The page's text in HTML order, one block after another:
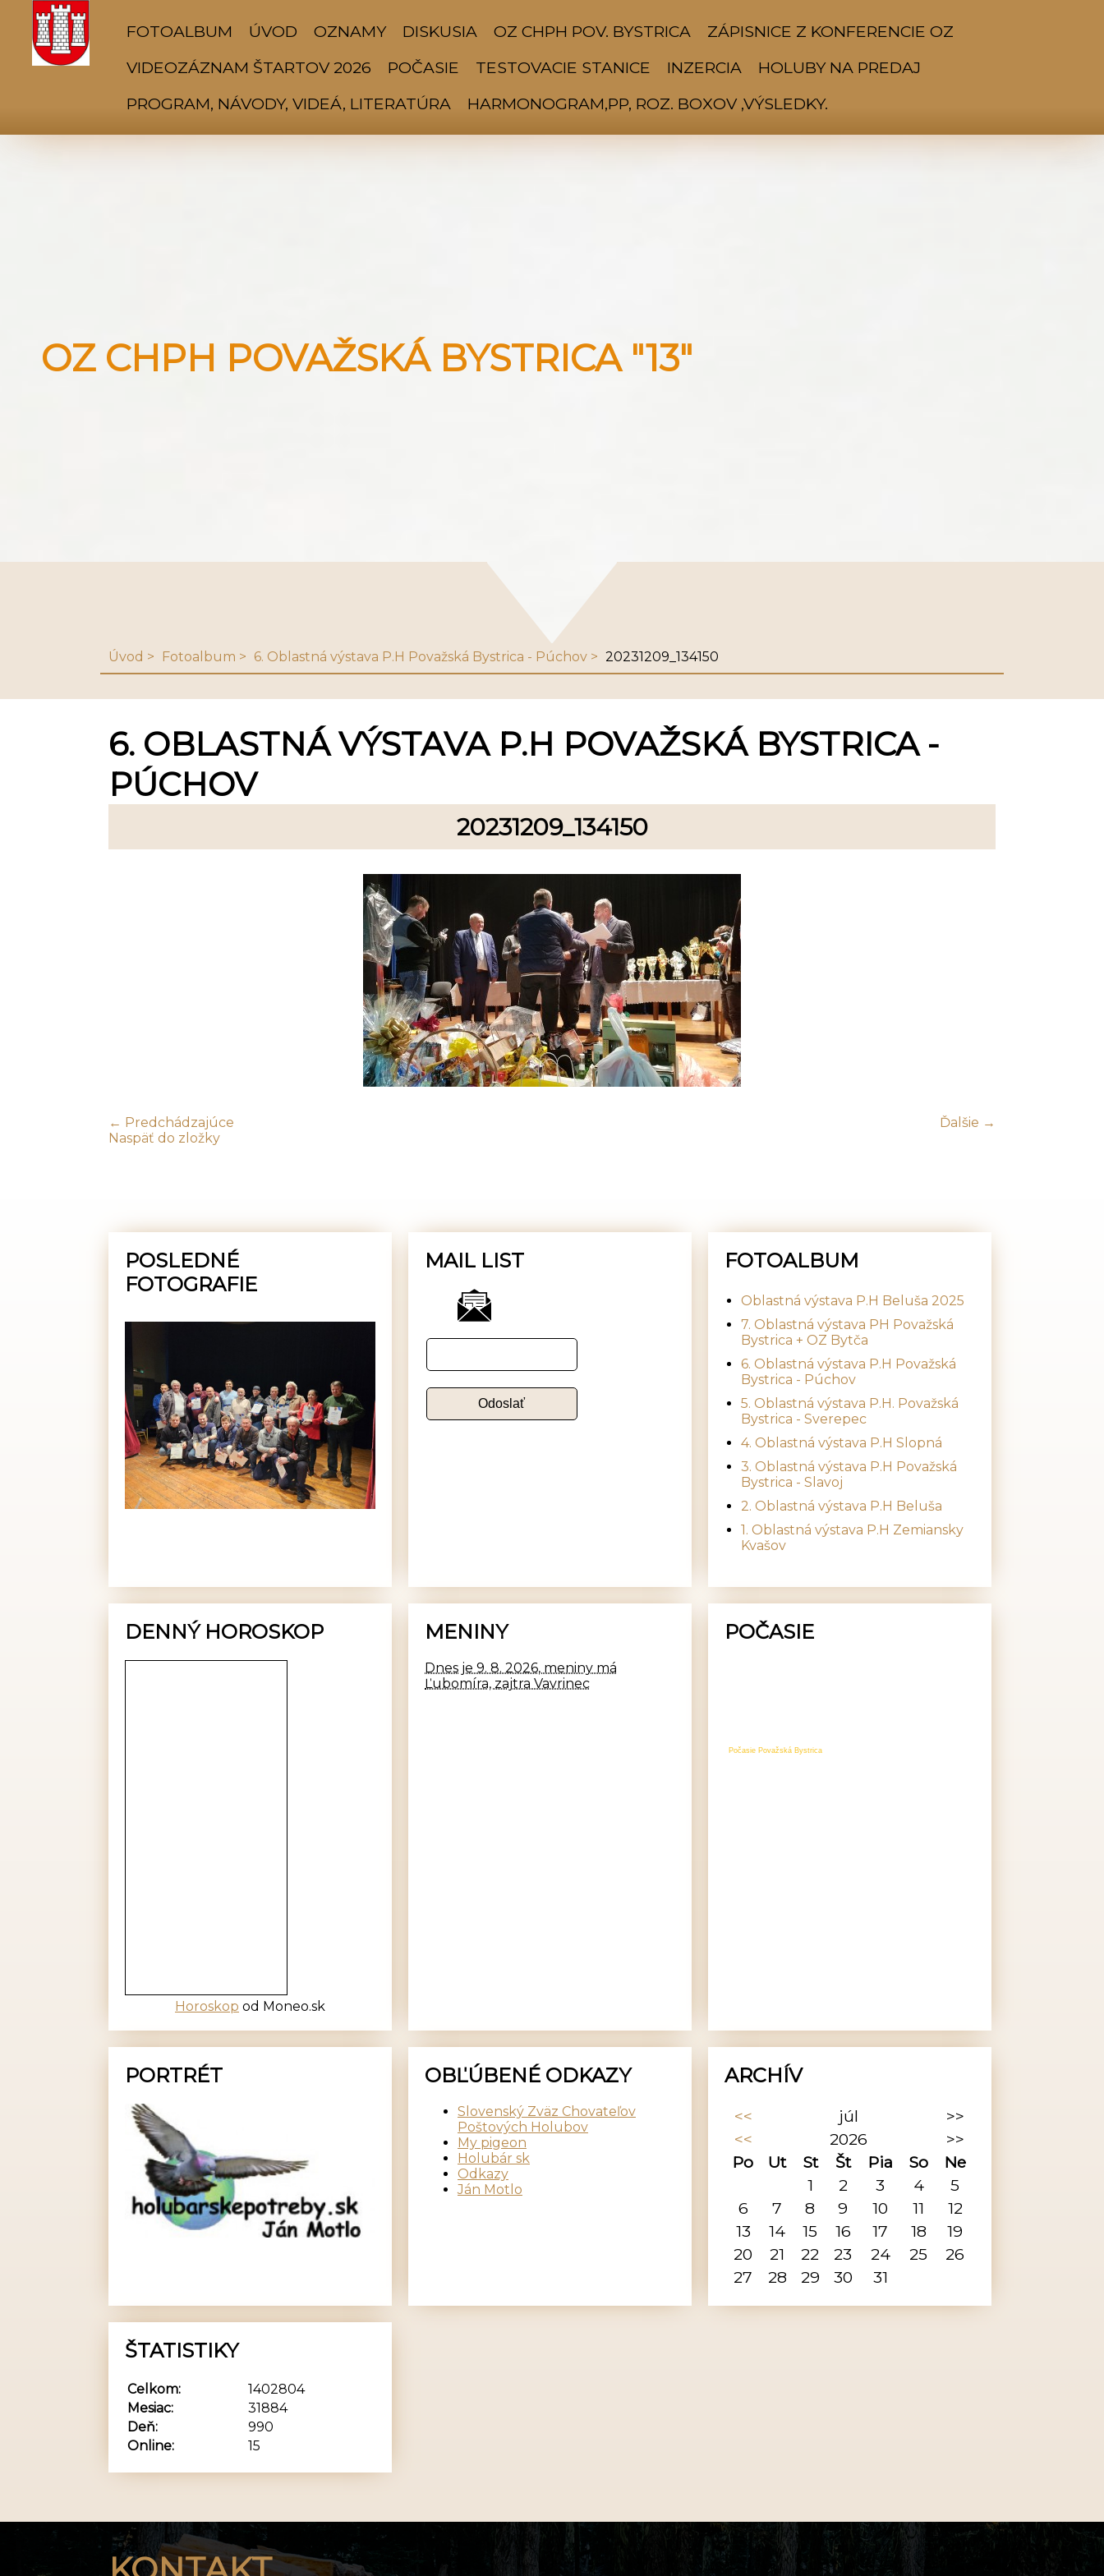
FOTOALBUM ÚVOD OZNAMY DISKUSIA OZ CHPH POV. BYSTRICA
ZÁPISNICE Z KONFERENCIE OZ
VIDEOZÁZNAM ŠTARTOV 2026
POČASIE TESTOVACIE STANICE INZERCIA
HOLUBY NA PREDAJ
PROGRAM, NÁVODY, VIDEÁ, LITERATÚRA
HARMONOGRAM,PP, ROZ. BOXOV ,VÝSLEDKY.
OZ CHPH POVAŽSKÁ BYSTRICA "13"
Úvod Fotoalbum 6. Oblastná výstava P.H Považská Bystrica - Púchov 20231209_134150
6. OBLASTNÁ VÝSTAVA P.H POVAŽSKÁ BYSTRICA -
PÚCHOV
20231209_134150
← Predchádzajúce
Ďalšie →
Naspäť do zložky
POSLEDNÉ
FOTOGRAFIE
MAIL LIST FOTOALBUM
Oblastná výstava P.H Beluša 2025
7. Oblastná výstava PH Považská
Bystrica + OZ Bytča
6. Oblastná výstava P.H Považská
Bystrica - Púchov
5. Oblastná výstava P.H. Považská
Bystrica - Sverepec
4. Oblastná výstava P.H Slopná
3. Oblastná výstava P.H Považská
Bystrica - Slavoj
2. Oblastná výstava P.H Beluša
1. Oblastná výstava P.H Zemiansky
Kvašov
DENNÝ HOROSKOP
Horoskop od Moneo.sk
MENINY
Dnes je 9. 8. 2026, meniny má
Ľubomíra, zajtra Vavrinec
POČASIE
Počasie Považská Bystrica
PORTRÉT OBĽÚBENÉ ODKAZY
Slovenský Zväz Chovateľov
Poštových Holubov
My pigeon
Holubár sk
Odkazy
Ján Motlo
ARCHÍV
<< júl
>>
<<
2026
>>
Po
Ut St Št Pia So
Ne
1
2 3 4
5
6
7 8 9 10 11
12
13
14 15 16 17 18
19
20
21 22 23 24 25
26
27
28 29 30 31
ŠTATISTIKY
Online: 15
Celkom:
1402804
Mesiac:
31884
Deň:
990